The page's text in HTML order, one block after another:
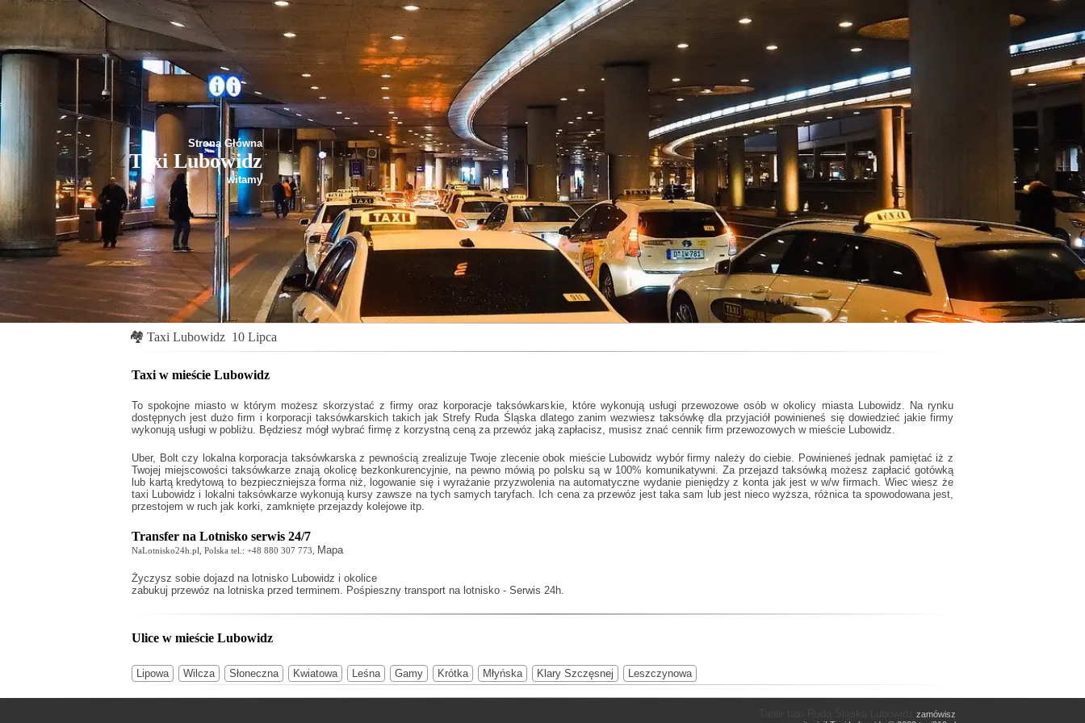
Strona Główna
Taxi Lubowidz
witamy
🏘 Taxi Lubowidz 10 Lipca
Taxi w mieście Lubowidz
To spokojne miasto w którym możesz skorzystać z firmy oraz korporacje taksówkarskie, które wykonują usługi przewozowe osób w okolicy miasta Lubowidz. Na rynku
dostępnych jest dużo firm i korporacji taksówkarskich takich jakStrefy Ruda Śląska dlatego zanim wezwiesz taksówkę dla przyjaciół powinieneś się dowiedzieć jakie firmy
wykonują usługi w pobliżu. Będziesz mógł wybrać firmę z korzystną ceną za przewóz jaką zapłacisz, musisz znać cennik firm przewozowych w mieście Lubowidz.
Uber, Bolt czy lokalna korporacja taksówkarska z pewnością zrealizuje Twoje zlecenie obok mieście Lubowidz wybór firmy należy do ciebie. Powinieneś jednak pamiętać iż z
Twojej miejscowości taksówkarze znają okolicę bezkonkurencyjnie, na pewno mówią po polsku są w 100% komunikatywni. Za przejazd taksówką możesz zapłacić gotówką
lub kartą kredytową to bezpieczniejsza forma niż, logowanie się i wyrażanie przyzwolenia na automatyczne wydanie pieniędzy z konta jak jest w w/w firmach. Wiec wiesz że
taxi Lubowidz i lokalni taksówkarze wykonują kursy zawsze na tych samych taryfach. Ich cena za przewóz jest taka sam lub jest nieco wyższa, różnica ta spowodowana jest,
przestojem w ruch jak korki, zamknięte przejazdy kolejowe itp.
Transfer na Lotnisko serwis 24/7
NaLotnisko24h.pl, Polska tel.: +48 880 307 773, Mapa
Życzysz sobie dojazd na lotnisko Lubowidz i okolice
zabukuj przewóz na lotniska przed terminem. Pośpieszny transport na lotnisko - Serwis 24h.
Ulice w mieście Lubowidz
Lipowa Wilcza Słoneczna Kwiatowa Leśna Gamy Krótka Młyńska Klary Szczęsnej Leszczynowa
zamówisz